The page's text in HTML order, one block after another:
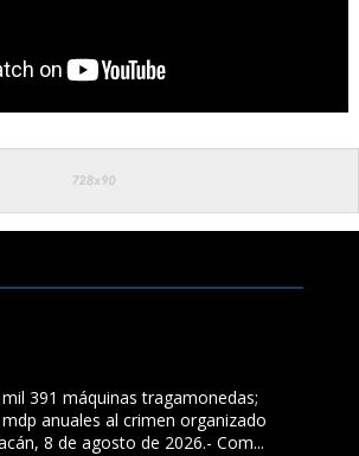
391 máquinas tragamonedas;
anuales al crimen organizado
8 de agosto de 2026.- Com...